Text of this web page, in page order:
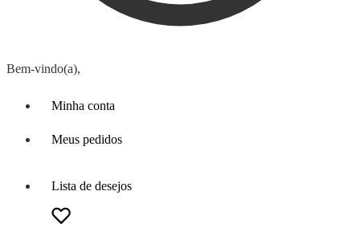
Bem-vindo(a),
Minha conta
Meus pedidos
Lista de desejos